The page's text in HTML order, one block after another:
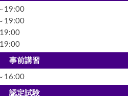
19:00
19:00
事前講習
16:00
認定試験